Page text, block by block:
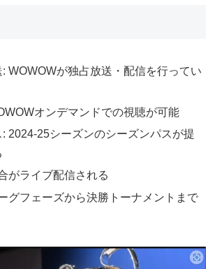
: WOWOWが独占放送・配信を行ってい
オンデマンドでの視聴が可能
: 2024-25シーズンのシーズンパスが提
がライブ配信される
グフェーズから決勝トーナメントまで